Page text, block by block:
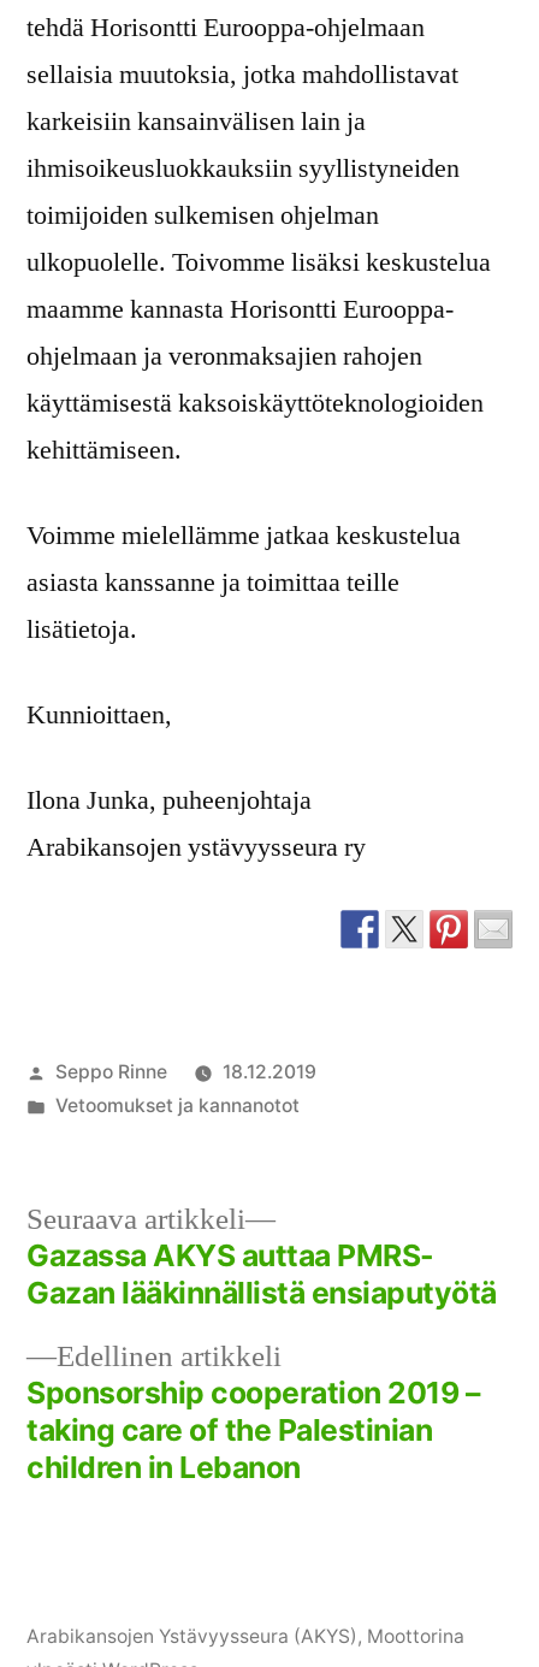
tehdä Horisontti Eurooppa-ohjelmaan
sellaisia muutoksia, jotka mahdollistavat
karkeisiin kansainvälisen lain ja
ihmisoikeusluokkauksiin syyllistyneiden
toimijoiden sulkemisen ohjelman
ulkopuolelle. Toivomme lisäksi keskustelua
maamme kannasta Horisontti Eurooppa-
ohjelmaan ja veronmaksajien rahojen
käyttämisestä kaksoiskäyttöteknologioiden
kehittämiseen.
Voimme mielellämme jatkaa keskustelua
asiasta kanssanne ja toimittaa teille
lisätietoja.
Kunnioittaen,
Ilona Junka, puheenjohtaja
Arabikansojen ystävyysseura ry
Artikkelin
julkaisija
Seppo Rinne
18.12.2019
Julkaistu
Vetoomukset ja kannanotot
Artikkelien
selaus
Edellinen artikkeliEdellinen
artikkeli:
Sponsorship cooperation 2019 –
taking care of the Palestinian
children in Lebanon
Seuraava artikkeli
Seuraava
artikkeli:
Gazassa AKYS auttaa PMRS-
Gazan lääkinnällistä ensiaputyötä
Arabikansojen Ystävyysseura (AKYS), Moottorina